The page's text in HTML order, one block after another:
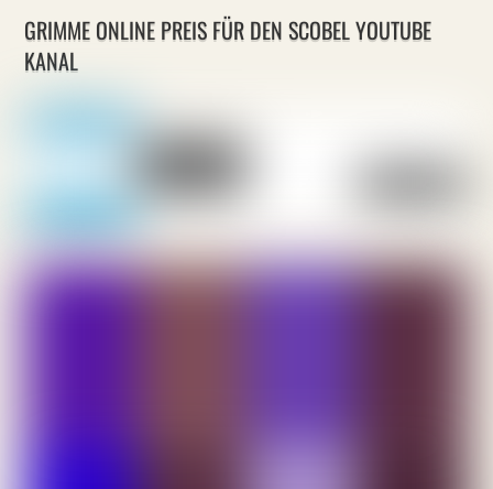
GRIMME ONLINE PREIS FÜR DEN SCOBEL YOUTUBE
KANAL